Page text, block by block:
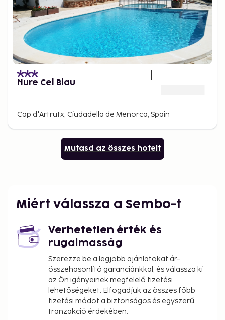
Nure Cel Blau
Cap d'Artrutx, Ciudadella de Menorca, Spain
Mutasd az összes hotelt
Miért válassza a Sembo-t
Verhetetlen érték és
rugalmasság
Szerezze be a legjobb ajánlatokat ár-
összehasonlító garanciánkkal, és válassza ki
az Ön igényeinek megfelelő fizetési
lehetőségeket. Elfogadjuk az összes főbb
fizetési módot a biztonságos és egyszerű
tranzakció érdekében.